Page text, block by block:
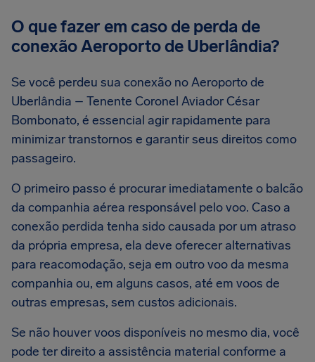
O que fazer em caso de perda de
conexão Aeroporto de Uberlândia?
Se você perdeu sua conexão no Aeroporto de
Uberlândia – Tenente Coronel Aviador César
Bombonato, é essencial agir rapidamente para
minimizar transtornos e garantir seus direitos como
passageiro.
O primeiro passo é procurar imediatamente o balcão
da companhia aérea responsável pelo voo. Caso a
conexão perdida tenha sido causada por um atraso
da própria empresa, ela deve oferecer alternativas
para reacomodação, seja em outro voo da mesma
companhia ou, em alguns casos, até em voos de
outras empresas, sem custos adicionais.
Se não houver voos disponíveis no mesmo dia, você
pode ter direito a assistência material conforme a